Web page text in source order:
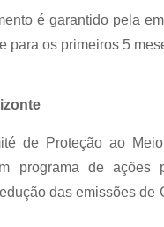
é garantido pela
para os primeiros 5
de Proteção ao
programa de ações
das emissões de